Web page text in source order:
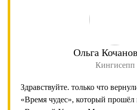
Ольга
Кингисепп
Здравствуйте. только что
«Время чудес», который прошёл